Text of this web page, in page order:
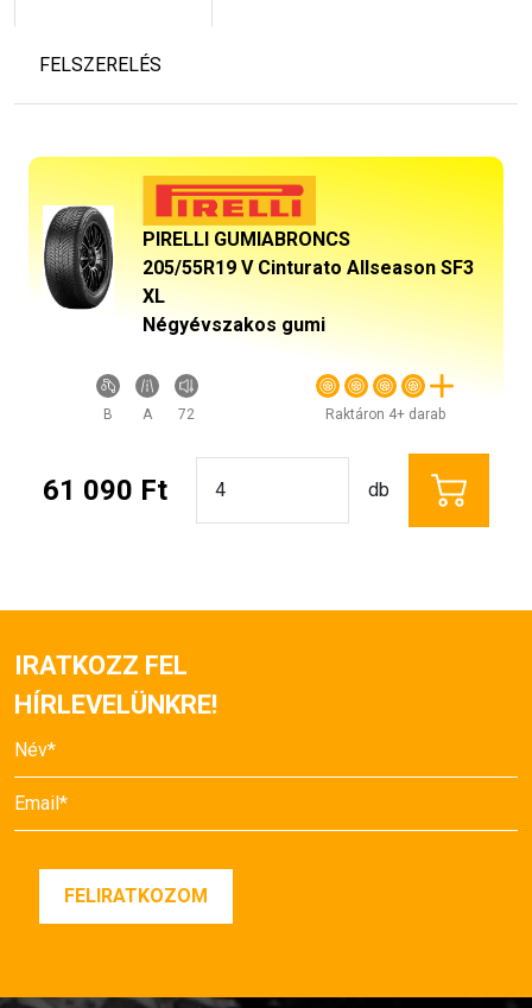
FELSZERELÉS
PIRELLI GUMIABRONCS
205/55R19 V Cinturato Allseason SF3
XL
Négyévszakos gumi
B A 72 Raktáron 4+ darab
61 090 Ft db
IRATKOZZ FEL
HÍRLEVELÜNKRE!